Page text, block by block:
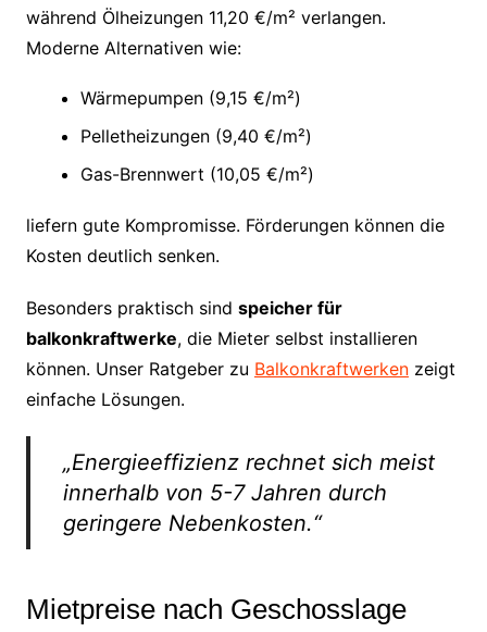
während Ölheizungen 11,20 €/m² verlangen.
Moderne Alternativen wie:
Wärmepumpen (9,15 €/m²)
Pelletheizungen (9,40 €/m²)
Gas-Brennwert (10,05 €/m²)
liefern gute Kompromisse. Förderungen können die
Kosten deutlich senken.
Besonders praktisch sind speicher für
balkonkraftwerke, die Mieter selbst installieren
können. Unser Ratgeber zu Balkonkraftwerkenzeigt
einfache Lösungen.
„Energieeffizienz rechnet sich meist
innerhalb von 5-7 Jahren durch
geringere Nebenkosten.“
Mietpreise nach Geschosslage